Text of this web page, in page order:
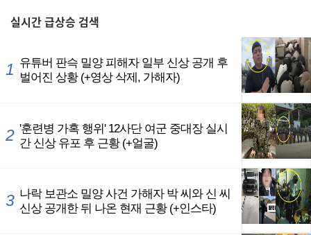
실시간급상승 검색